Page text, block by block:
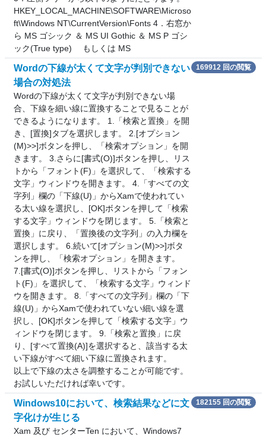
HKEY_LOCAL_MACHINE\SOFTWARE\Microso
ft\Windows NT\CurrentVersion\Fonts 4．右窓か
ら MS ゴシック ＆ MS UI Gothic ＆ MS P ゴシ
ック(True type) もしくは MS
Wordの下線が太くて文字が判別できない
場合の対処法
Wordの下線が太くて文字が判別できない場
合、下線を細い線に置換することで見ることが
できるようになります。 1.「検索と置換」を開
き、[置換]タブを選択します。 2.[オプション
(M)>>]ボタンを押し、「検索オプション」を開
きます。 3.さらに[書式(O)]ボタンを押し、リス
トから「フォント(F)」を選択して、「検索する
文字」ウィンドウを開きます。 4.「すべての文
字列」欄の「下線(U)」からXamで使われてい
る太い線を選択し、[OK]ボタンを押して「検索
する文字」ウィンドウを閉じます。 5.「検索と
置換」に戻り、「置換後の文字列」の入力欄を
選択します。 6.続いて[オプション(M)>>]ボタ
ンを押し、「検索オプション」を開きます。
7.[書式(O)]ボタンを押し、リストから「フォン
ト(F)」を選択して、「検索する文字」ウィンド
ウを開きます。 8.「すべての文字列」欄の「下
線(U)」からXamで使われていない細い線を選
択し、[OK]ボタンを押して「検索する文字」ウ
ィンドウを閉じます。 9.「検索と置換」に戻
り、[すべて置換(A)]を選択すると、該当する太
い下線がすべて細い下線に置換されます。
以上で下線の太さを調整することが可能です。
お試しいただければ幸いです。
169912 回の閲覧
Windows10において、検索結果などに文
字化けが生じる
Xam 及び センターTen において、Windows7
182155 回の閲覧